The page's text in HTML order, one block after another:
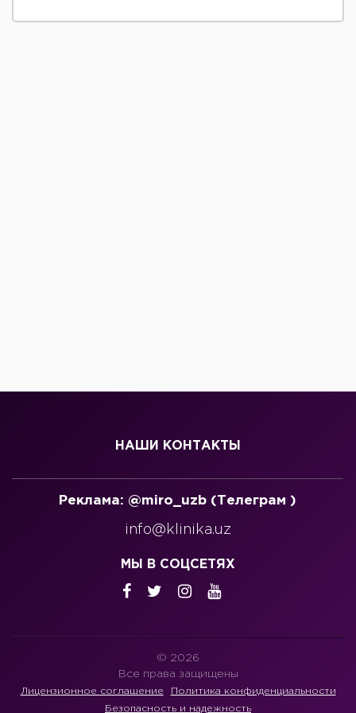
НАШИ КОНТАКТЫ
Реклама: @miro_uzb (Телеграм )
info@klinika.uz
МЫ В СОЦСЕТЯХ
© 2026
Все права защищены
Лицензионное соглашение
Политика конфиденциальности
Безопасность и надежность